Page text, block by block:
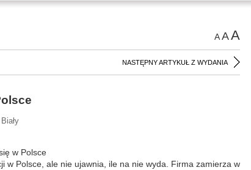
AAA
NASTĘPNY ARTYKUŁ Z WYDANIA
w Polsce
w Polsce, ale nie ujawnia, ile na nie wyda. Firma zamierza w